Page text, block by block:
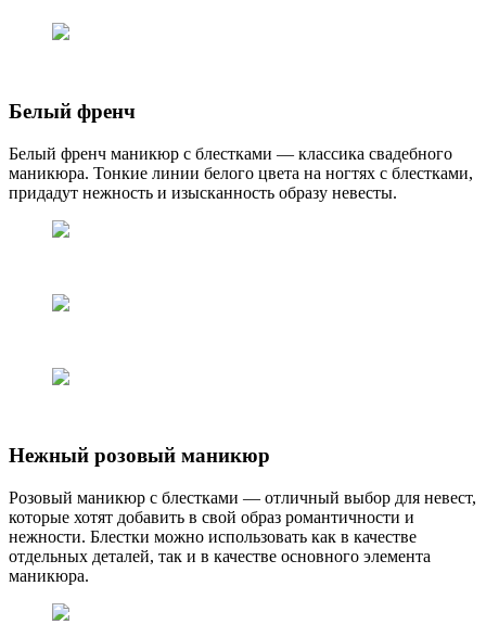
Белый френч
Белый френч маникюр с блестками — классика свадебного
маникюра. Тонкие линии белого цвета на ногтях с блестками,
придадут нежность и изысканность образу невесты.
Нежный розовый маникюр
Розовый маникюр с блестками — отличный выбор для невест,
которые хотят добавить в свой образ романтичности и
нежности. Блестки можно использовать как в качестве
отдельных деталей, так и в качестве основного элемента
маникюра.